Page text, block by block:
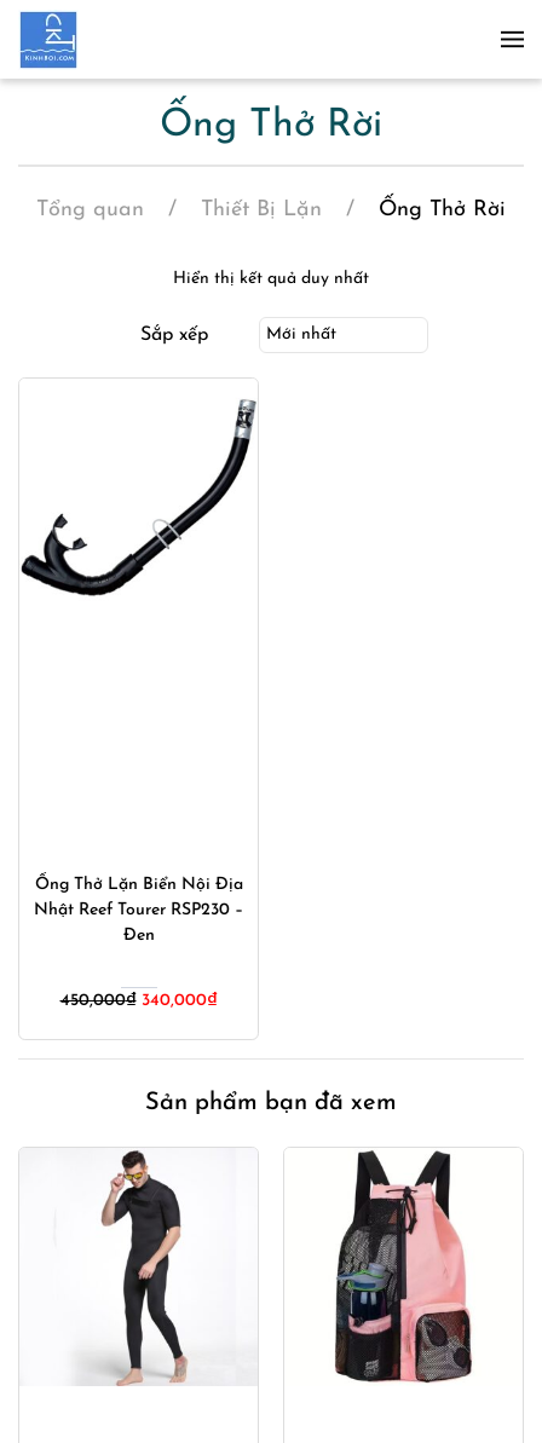
Skip to main content
Ống Thở Rời
Tổng quan Thiết Bị Lặn Ống Thở Rời
Hiển thị kết quả duy nhất
Sắp xếp
Ống Thở Lặn Biển Nội Địa
Nhật Reef Tourer RSP230 –
Đen
450,000₫ Giá
340,000₫Giá
340,000₫.
Sản phẩm bạn đã xem